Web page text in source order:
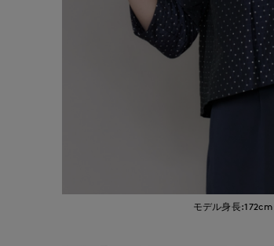
モデル身長:172cm